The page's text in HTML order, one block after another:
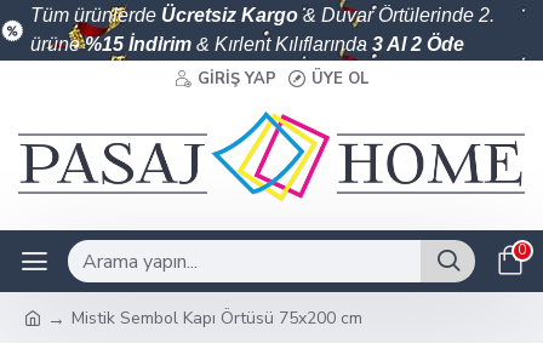
Tüm ürünlerde Ücretsiz Kargo& Duvar Örtülerinde 2.
ürüne%15 İndirim & Kırlent Kılıflarında 3 Al 2 Öde
GIRIŞ YAP ÜYE OL
0
Mistik Sembol Kapı Örtüsü 75x200 cm